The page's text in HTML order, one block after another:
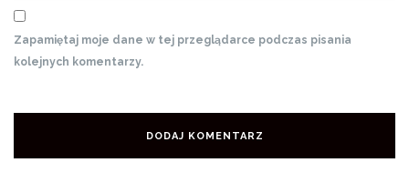
Zapamiętaj moje dane w tej przeglądarce podczas pisania
kolejnych komentarzy.